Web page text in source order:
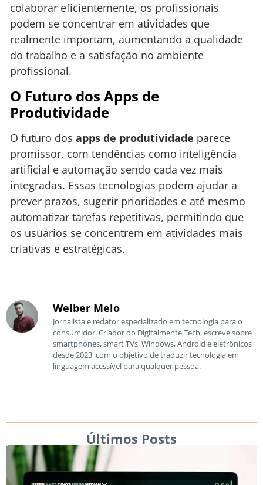
colaborar eficientemente, os profissionais
podem se concentrar em atividades que
realmente importam, aumentando a qualidade
do trabalho e a satisfação no ambiente
profissional.
O Futuro dos Apps de
Produtividade
O futuro dos apps de produtividade parece
promissor, com tendências como inteligência
artificial e automação sendo cada vez mais
integradas. Essas tecnologias podem ajudar a
prever prazos, sugerir prioridades e até mesmo
automatizar tarefas repetitivas, permitindo que
os usuários se concentrem em atividades mais
criativas e estratégicas.
Welber Melo
Jornalista e redator especializado em tecnologia para o
consumidor. Criador do Digitalmente Tech, escreve sobre
smartphones, smart TVs, Windows, Android e eletrônicos
desde 2023, com o objetivo de traduzir tecnologia em
linguagem acessível para qualquer pessoa.
Últimos Posts